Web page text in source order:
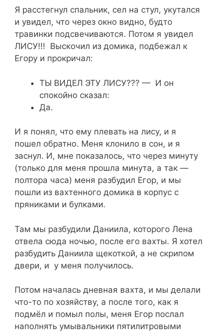
Я расстегнул спальник, сел на стул, укутался
и увидел, что через окно видно, будто
травинки подсвечиваются. Потом я увидел
ЛИСУ!!! Выскочил из домика, подбежал к
Егору и прокричал:
ТЫ ВИДЕЛ ЭТУ ЛИСУ??? — И он
спокойно сказал:
Да.
И я понял, что ему плевать на лису, и я
пошел обратно. Меня клонило в сон, и я
заснул. И, мне показалось, что через минуту
(только для меня прошла минута, а так —
полтора часа) меня разбудил Егор, и мы
пошли из вахтенного домика в корпус с
пряниками и булками.
Там мы разбудили Даниила, которого Лена
отвела сюда ночью, после его вахты. Я хотел
разбудить Даниила щекоткой, а не скрипом
двери, и у меня получилось.
Потом началась дневная вахта, и мы делали
что-то по хозяйству, а после того, как я
подмёл и помыл полы, меня Егор послал
наполнять умывальники пятилитровыми